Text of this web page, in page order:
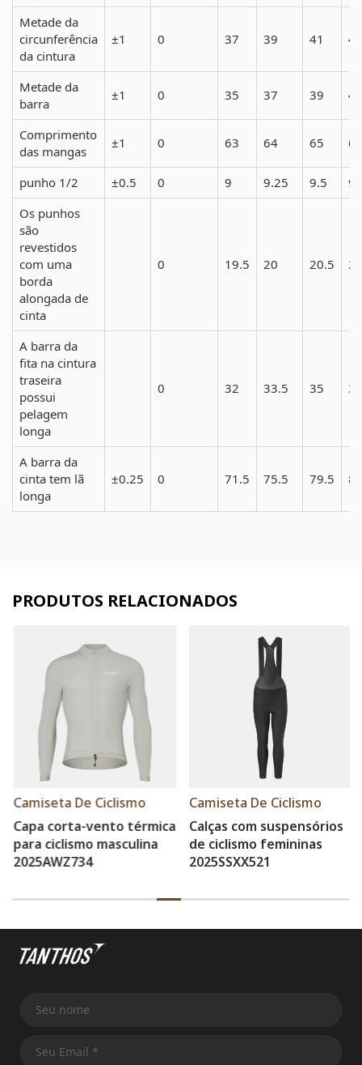
Metade da
circunferência
da cintura
±1 0 37 39 41 44
Metade da
barra
±1 0 35 37 39 42
Comprimento
das mangas
±1 0 63 64 65 66
punho 1/2 ±0.5 0 9 9.25 9.5
Os punhos
são
revestidos
com uma
borda
alongada de
cinta
0 19.5 20 20.5 21
A barra da
fita na cintura
traseira
possui
pelagem
longa
0 32 33.5 35 37
A barra da
cinta tem lã
longa
±0.25 0 71.5 75.5 79.5
PRODUTOS RELACIONADOS
Camiseta De Ciclismo
Capa corta-vento térmica
para ciclismo masculina
2025AWZ734
Camiseta De Ciclismo
Calças com suspensórios
de ciclismo femininas
2025SSXX521